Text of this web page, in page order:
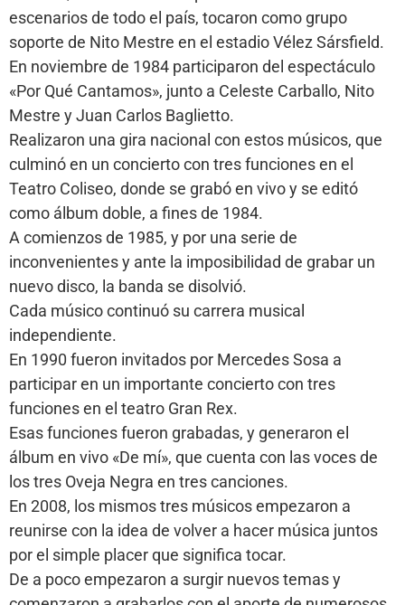
escenarios de todo el país, tocaron como grupo
soporte de Nito Mestre en el estadio Vélez Sársfield.
En noviembre de 1984 participaron del espectáculo
«Por Qué Cantamos», junto a Celeste Carballo, Nito
Mestre y Juan Carlos Baglietto.
Realizaron una gira nacional con estos músicos, que
culminó en un concierto con tres funciones en el
Teatro Coliseo, donde se grabó en vivo y se editó
como álbum doble, a fines de 1984.
A comienzos de 1985, y por una serie de
inconvenientes y ante la imposibilidad de grabar un
nuevo disco, la banda se disolvió.
Cada músico continuó su carrera musical
independiente.
En 1990 fueron invitados por Mercedes Sosa a
participar en un importante concierto con tres
funciones en el teatro Gran Rex.
Esas funciones fueron grabadas, y generaron el
álbum en vivo «De mí», que cuenta con las voces de
los tres Oveja Negra en tres canciones.
En 2008, los mismos tres músicos empezaron a
reunirse con la idea de volver a hacer música juntos
por el simple placer que significa tocar.
De a poco empezaron a surgir nuevos temas y